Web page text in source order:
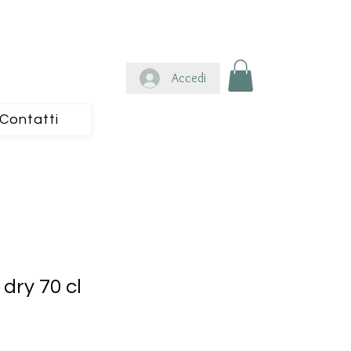
Accedi
Contatti
70 cl